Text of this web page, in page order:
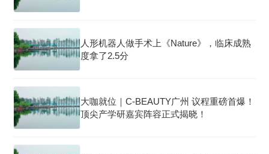
人形机器人做手术上《Nature》，临床成熟
度拿了2.5分
大咖就位｜C-BEAUTY广州 议程重磅首爆！
顶尖产学研嘉宾阵容正式揭晓！